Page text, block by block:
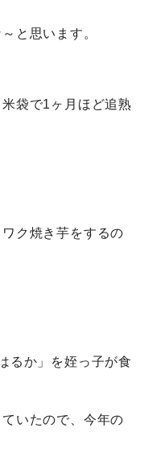
と思います。
袋で1ヶ月ほど追熟
ク焼き芋をするの
るか」を姪っ子が食
いたので、今年の